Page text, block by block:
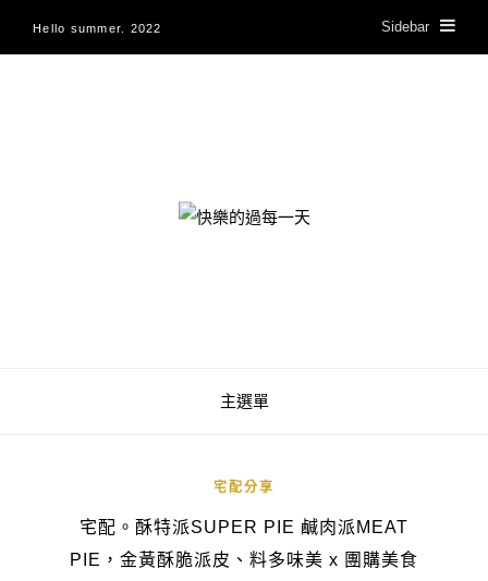
Hello summer. 2022 Sidebar
快樂的過每一天
主選單
宅配分享
宅配。酥特派SUPER PIE 鹹肉派MEAT
PIE，金黃酥脆派皮、料多味美 x 團購美食